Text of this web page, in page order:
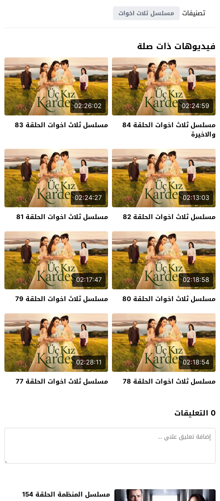
تصنيفات
مسلسل ثلاث اخوات
فيديوهات ذات صلة
02:24:59
مسلسل ثلاث اخوات الحلقة 84
والاخيرة
02:26:02
مسلسل ثلاث اخوات الحلقة 83
02:13:03
مسلسل ثلاث اخوات الحلقة 82
02:24:27
مسلسل ثلاث اخوات الحلقة 81
02:18:58
مسلسل ثلاث اخوات الحلقة 80
02:17:47
مسلسل ثلاث اخوات الحلقة 79
02:18:54
مسلسل ثلاث اخوات الحلقة 78
02:28:11
مسلسل ثلاث اخوات الحلقة 77
0 التعليقات
مسلسل المنظمة الحلقة 154